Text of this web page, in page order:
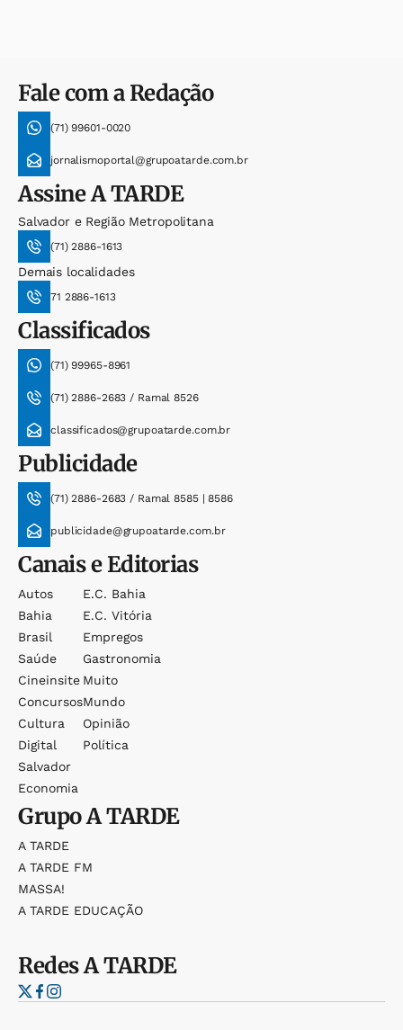
Fale com a Redação
(71) 99601-0020
jornalismoportal@grupoatarde.com.br
AssineA TARDE
Salvador e Região Metropolitana
(71) 2886-1613
Demais localidades
71 2886-1613
Classificados
(71) 99965-8961
(71) 2886-2683 / Ramal 8526
classificados@grupoatarde.com.br
Publicidade
(71) 2886-2683 / Ramal 8585 | 8586
publicidade@grupoatarde.com.br
Canais e Editorias
Autos
Bahia
Brasil
Saúde
Cineinsite
Concursos
Cultura
Digital
Salvador
Economia
E.c. Bahia
E.c. Vitória
Empregos
Gastronomia
Muito
Mundo
Opinião
Política
GrupoA TARDE
A TARDE
A TARDE FM
MASSA!
A TARDE EDUCAÇÃO
RedesA TARDE